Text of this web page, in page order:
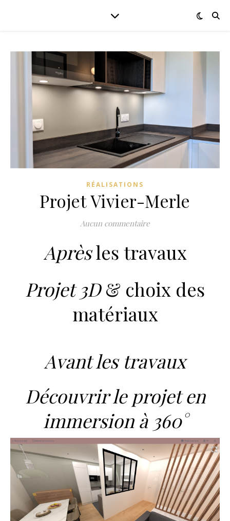
RÉALISATIONS
Projet Vivier-Merle
Aucun commentaire
Aprèsles travaux
Projet 3D& choix des
matériaux
Avant les travaux
Découvrir le projet en
immersion à 360°